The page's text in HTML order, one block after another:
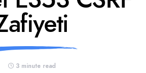
3 minute read